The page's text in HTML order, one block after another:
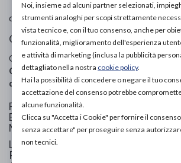
di TECNIWORK
Cuscinetto metatarsale
Codice OTGP:TE2DR22003| Riferimento
CB17*B| Categoria:Calzature
del piede
FASCIA METATARSALE PER PIEDI IN
ELASTICO CON CUSCINETTO
MORBIDO TECNIWORK POLYMER
LA FASCIA È ELASTICA E SI FISSA
PIEDE, RIMANENDO IN POSIZIONE
Noi, insieme ad alcuni partner selezionati,
strumenti analoghi per scopi strettamente
vista tecnico e, con il tuo consenso, anche per
funzionalità, miglioramento dell'esperienza
e attività di marketing (inclusa la pubblicità
dettagliato nella nostra cookie policy.
Hai la possibilità di concedere o negare il tuo
accettazione del consenso potrebbe
alcune funzionalità.
Clicca su "Accetta i Cookie" per fornire il
senza accettare" per proseguire senza
non tecnici.